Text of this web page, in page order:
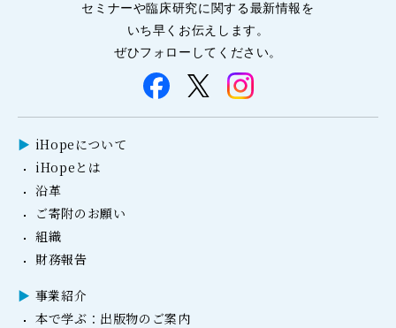
セミナーや臨床研究に関する最新情報を
いち早くお伝えします。
ぜひフォローしてください。
iHopeについて
iHopeとは
沿革
ご寄附のお願い
組織
財務報告
事業紹介
本で学ぶ：出版物のご案内